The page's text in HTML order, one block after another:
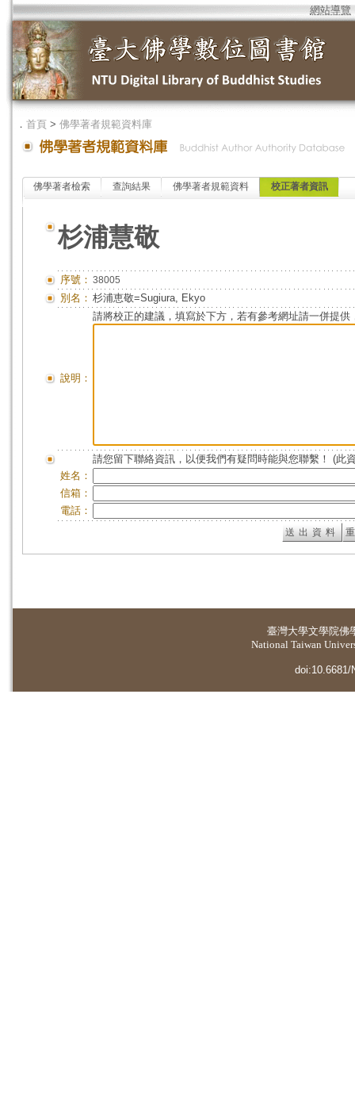
網站導覽
． 首頁 > 佛學著者規範資料庫
佛學著者檢索 查詢結果 佛學著者規範資料 校正著者資訊
杉浦慧敬
序號： 38005
別名： 杉浦恵敬=Sugiura, Ekyo
說明：
請將校正的建議，填寫於下方，若有參考網址請一併提供
請您留下聯絡資訊，以便我們有疑問時能與您聯繫！ (此
姓名：
信箱：
電話：
臺灣大學文學院佛
National Taiwan
doi:10.6681/